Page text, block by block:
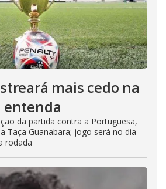
mais cedo na
entenda
da partida contra a Portuguesa,
Taça Guanabara; jogo será no dia
rodada